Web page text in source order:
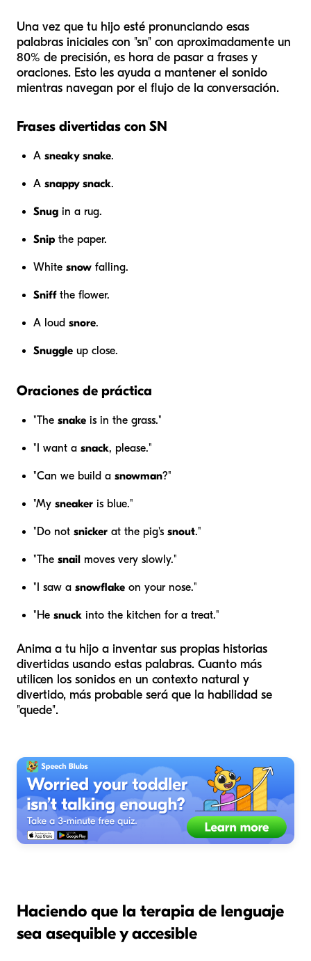
Una vez que tu hijo esté pronunciando esas
palabras iniciales con "sn" con aproximadamente un
80% de precisión, es hora de pasar a frases y
oraciones. Esto les ayuda a mantener el sonido
mientras navegan por el flujo de la conversación.
Frases divertidas con SN
A sneaky snake.
A snappy snack.
Snug in a rug.
Snip the paper.
White snow falling.
Sniffthe flower.
A loud snore.
Snuggle up close.
Oraciones de práctica
"The snake is in the grass."
"I want a snack, please."
"Can we build a snowman?"
"My sneaker is blue."
"Do not snicker at the pig's snout."
"The snail moves very slowly."
"I saw a snowflake on your nose."
"He snuck into the kitchen for a treat."
Anima a tu hijo a inventar sus propias historias
divertidas usando estas palabras. Cuanto más
utilicen los sonidos en un contexto natural y
divertido, más probable será que la habilidad se
"quede".
Haciendo que la terapia de lenguaje
sea asequible y accesible